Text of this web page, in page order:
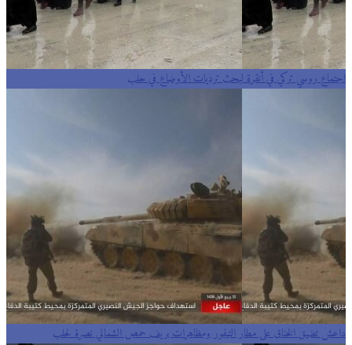
اجتماع روسي تركي في أنقرة لبحث ترديات الأوضاع في حلب
داعش تضيق الخناق على مطار التيفور ومظاهرات بريف حمص الشمالي نصرة لحلب